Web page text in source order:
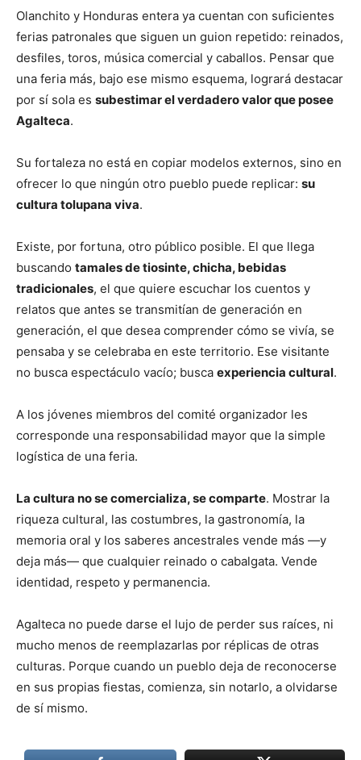
Olanchito y Honduras entera ya cuentan con suficientes
ferias patronales que siguen un guion repetido: reinados,
desfiles, toros, música comercial y caballos. Pensar que
una feria más, bajo ese mismo esquema, logrará destacar
por sí sola es subestimar el verdadero valor que posee
Agalteca.
Su fortaleza no está en copiar modelos externos, sino en
ofrecer lo que ningún otro pueblo puede replicar: su
cultura tolupana viva.
Existe, por fortuna, otro público posible. El que llega
buscando tamales de tiosinte, chicha, bebidas
tradicionales, el que quiere escuchar los cuentos y
relatos que antes se transmitían de generación en
generación, el que desea comprender cómo se vivía, se
pensaba y se celebraba en este territorio. Ese visitante
no busca espectáculo vacío; busca experiencia cultural.
A los jóvenes miembros del comité organizador les
corresponde una responsabilidad mayor que la simple
logística de una feria.
La cultura no se comercializa, se comparte. Mostrar la
riqueza cultural, las costumbres, la gastronomía, la
memoria oral y los saberes ancestrales vende más —y
deja más— que cualquier reinado o cabalgata. Vende
identidad, respeto y permanencia.
Agalteca no puede darse el lujo de perder sus raíces, ni
mucho menos de reemplazarlas por réplicas de otras
culturas. Porque cuando un pueblo deja de reconocerse
en sus propias fiestas, comienza, sin notarlo, a olvidarse
de sí mismo.